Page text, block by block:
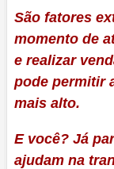
São fatores
momento de
e realizar
pode permitir
mais alto.
E você? Já
ajudam na